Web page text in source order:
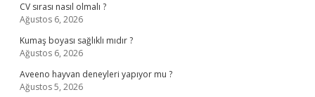
CV sırası nasıl olmalı ?
Ağustos 6, 2026
Kumaş boyası sağlıklı mıdır ?
Ağustos 6, 2026
Aveeno hayvan deneyleri yapıyor mu ?
Ağustos 5, 2026